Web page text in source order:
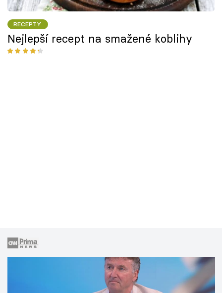
RECEPTY
Nejlepší recept na smažené koblihy